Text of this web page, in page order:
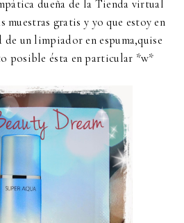
dueña de la Tienda virtual
muestras gratis y yo que estoy en
de un limpiador en espuma,quise
posible ésta en particular *w*